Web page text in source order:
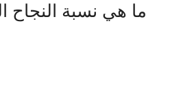
ما هي نسبة النجاح